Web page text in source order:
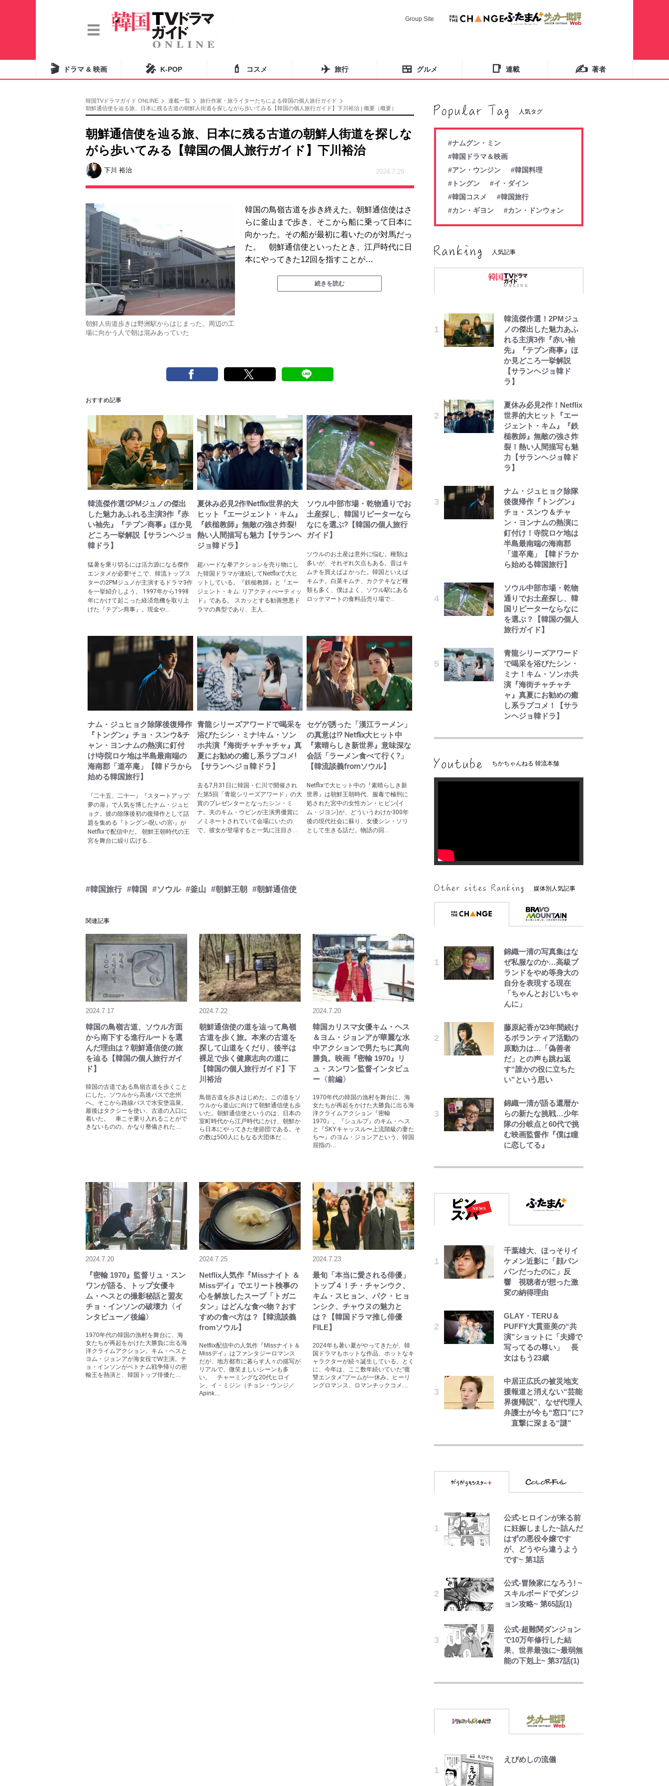
Group Site
🎬 ドラマ & 映画 🎤 K-POP 💄 コスメ ✈️ 旅行 🍱 グルメ 📑 連載 ✍️ 著者
韓国TVドラマガイド ONLINE 連載一覧
旅行作家・旅ライターたちによる韓国の個人旅行ガイド
朝鮮通信使を辿る旅、日本に残る古道の朝鮮人街道を探しながら歩いてみる【韓国の個人旅行ガイド】下川裕治 | 概要（概要）
朝鮮通信使を辿る旅、日本に残る古道の朝鮮人街道を探しな
がら歩いてみる【韓国の個人旅行ガイド】下川裕治
下川 裕治 2024.7.29
朝鮮人街道歩きは野洲駅からはじまった。周辺の工
場に向かう人で朝は混みあっていた
韓国の鳥嶺古道を歩き終えた。朝鮮通信使はさ
らに釜山まで歩き、そこから船に乗って日本に
向かった。その船が最初に着いたのが対馬だっ
た。 朝鮮通信使といったとき、江戸時代に日
本にやってきた12回を指すことが…
続きを読む
おすすめ記事
韓流傑作選!2PMジュノの傑出
した魅力あふれる主演3作『赤
い袖先』『テプン商事』ほか見
どころ一挙解説【サランヘジョ
韓ドラ】
猛暑を乗り切るには活力源になる傑作
エンタメが必要!そこで、韓流トップス
ターの2PMジュノが主演するドラマ3作
を一挙紹介しよう。 1997年から1998
年にかけて起こった経済危機を取り上
げた『テプン商事』。現金や...
夏休み必見2作!Netflix世界的大
ヒット『エージェント・キム』
『鉄槌教師』無敵の強さ炸裂!
熱い人間描写も魅力【サランヘ
ジョ韓ドラ】
超ハードな拳アクションを売り物にし
た韓国ドラマが連続してNetflixで大ヒ
ットしている。『鉄槌教師』と『エー
ジェント・キム: リアクティべーティッ
ド』である。 スカッとする勧善懲悪ド
ラマの典型であり、主人...
ソウル中部市場・乾物通りでお
土産探し、韓国リピーターなら
なにを選ぶ?【韓国の個人旅行
ガイド】
ソウルのお土産は意外に悩む。種類は
多いが、それぞれ欠点もある。昔はキ
ムチを買えばよかった。韓国といえば
キムチ。白菜キムチ、カクテキなど種
類も多く、僕はよく、ソウル駅にある
ロッテマートの食料品売り場で...
ナム・ジュヒョク除隊後復帰作
『トングン』チョ・スンウ&チ
ャン・ヨンナムの熱演に釘付
け!寺院ロケ地は半島最南端の
海南郡「道卒庵」【韓ドラから
始める韓国旅行】
『二十五、二十一』『スタートアップ:
夢の扉』で人気を博したナム・ジュヒ
ョク。彼の除隊後初の復帰作として話
題を集める『トングン-呪いの宮-』が
Netflixで配信中だ。 朝鮮王朝時代の王
宮を舞台に繰り広げる...
青龍シリーズアワードで喝采を
浴びたシン・ミナ!キム・ソン
ホ共演『海街チャチャチャ』真
夏にお勧めの癒し系ラブコメ!
【サランヘジョ韓ドラ】
去る7月31日に韓国・仁川で開催され
た第5回「青龍シリーズアワード」の大
賞のプレゼンターとなったシン・ミ
ナ。夫のキム・ウビンが主演男優賞に
ノミネートされていて会場にいたの
で、彼女が登場すると一気に注目さ...
セゲが誘った「漢江ラーメン」
の真意は!? Netflix大ヒット中
『素晴らしき新世界』意味深な
会話「ラーメン食べて行く?」
【韓流談義fromソウル】
Netflixで大ヒット中の『素晴らしき新
世界』は朝鮮王朝時代、服毒で極刑に
処された宮中の女性カン・ヒビン(イ
ム・ジヨン)が、どういうわけか300年
後の現代社会に蘇り、女優シン・ソリ
として生きる話だ。物語の回...
#韓国旅行 #韓国 #ソウル #釜山 #朝鮮王朝 #朝鮮通信使
関連記事
2024.7.17
韓国の鳥嶺古道、ソウル方面
から南下する進行ルートを選
んだ理由は？朝鮮通信使の旅
を辿る【韓国の個人旅行ガイ
ド】
韓国の古道である鳥嶺古道を歩くこと
にした。ソウルから高速バスで忠州
へ。そこから路線バスで水安堡温泉。
最後はタクシーを使い、古道の入口に
着いた。 車こそ乗り入れることがで
きないものの、かなり整備された…
2024.7.22
朝鮮通信使の道を辿って鳥嶺
古道を歩く旅。本来の古道を
探して山道をくだり、後半は
裸足で歩く健康志向の道に
【韓国の個人旅行ガイド】下
川裕治
鳥嶺古道を歩きはじめた。この道をソ
ウルから釜山に向けて朝鮮通信使も歩
いた。朝鮮通信使というのは、日本の
室町時代から江戸時代にかけ、朝鮮か
ら日本にやってきた使節団である。そ
の数は500人にもなる大団体だ…
2024.7.20
韓国カリスマ女優キム・ヘス
＆ヨム・ジョンアが華麗な水
中アクションで男たちに真向
勝負。映画『密輸 1970』リ
ュ・スンワン監督インタビュ
ー〈前編〉
1970年代の韓国の漁村を舞台に、海
女たちが再起をかけた大勝負に出る海
洋クライムアクション『密輸
1970』。『シュルプ』のキム・ヘス
と『SKYキャッスル〜上流階級の妻た
ち〜』のヨム・ジョンアという、韓国
屈指の…
2024.7.20
『密輸 1970』監督リュ・スン
ワンが語る、トップ女優キ
ム・ヘスとの撮影秘話と盟友
チョ・インソンの破壊力〈イ
ンタビュー／後編〉
1970年代の韓国の漁村を舞台に、海
女たちが再起をかけた大勝負に出る海
洋クライムアクション。キム・ヘスと
ヨム・ジョンアが海女役でW主演。チ
ョ・インソンがベトナム戦争帰りの密
輸王を熱演と、韓国トップ俳優た…
2024.7.25
Netflix人気作『Missナイト ＆
Missデイ』でエリート検事の
心を解放したスープ「トガニ
タン」はどんな食べ物？おす
すめの食べ方は？【韓流談義
fromソウル】
Netflix配信中の人気作『Missナイト＆
Missデイ』はファンタジーロマンス
だが、地方都市に暮らす人々の描写が
リアルで、微笑ましいシーンも多
い。 チャーミングな20代ヒロイ
ン、イ・ミジン（チョン・ウンジ／
Apink…
2024.7.23
最旬「本当に愛される俳優」
トップ４！チ・チャンウク、
キム・スヒョン、パク・ヒョ
ンシク、チャウヌの魅力と
は？【韓国ドラマ推し俳優
FILE】
2024年も暑い夏がやってきたが、韓
国ドラマもホットな作品、ホットなキ
ャラクターが続々誕生している。とく
に、今年は、ここ数年続いていた“復
讐エンタメ”ブームが一休み。ヒーリ
ングロマンス、ロマンチックコメ…
人気タグ
#ナムグン・ミン
#韓国ドラマ＆映画
#アン・ウンジン
#韓国料理
#トングン
#イ・ダイン
#韓国コスメ
#韓国旅行
#カン・ギヨン
#カン・ドンウォン
人気記事
韓流傑作選！2PMジュ
ノの傑出した魅力あふ
れる主演3作『赤い袖
先』『テプン商事』ほ
か見どころ一挙解説
【サランヘジョ韓ド
ラ】
夏休み必見2作！Netflix
世界的大ヒット『エー
ジェント・キム』『鉄
槌教師』無敵の強さ炸
裂！熱い人間描写も魅
力【サランヘジョ韓ド
ラ】
ナム・ジュヒョク除隊
後復帰作『トングン』
チョ・スンウ＆チャ
ン・ヨンナムの熱演に
釘付け！寺院ロケ地は
半島最南端の海南郡
「道卒庵」【韓ドラか
ら始める韓国旅行】
ソウル中部市場・乾物
通りでお土産探し、韓
国リピーターならなに
を選ぶ？【韓国の個人
旅行ガイド】
青龍シリーズアワード
で喝采を浴びたシン・
ミナ！キム・ソンホ共
演『海街チャチャチ
ャ』真夏にお勧めの癒
し系ラブコメ！【サラ
ンヘジョ韓ドラ】
ちかちゃんねる 韓流本舗
媒体別人気記事
錦織一清の写真集はな
ぜ私服なのか…高級ブ
ランドをやめ等身大の
自分を表現する現在
「ちゃんとおじいちゃ
んに」
藤原紀香が23年間続け
るボランティア活動の
原動力は…「偽善者
だ」との声も跳ね返
す“誰かの役に立ちた
い”という思い
錦織一清が語る還暦か
らの新たな挑戦…少年
隊の分岐点と60代で挑
む映画監督作『僕は瞳
に恋してる』
増えすぎたギアを棚卸
ル」再構築でわかった
「本当に必要な7つの道
一端にいることを体
感！ 登頂約10分でも大
迫力「吾妻小富士」火
口を1周する「1時間半
ハイキング」パノラマ
市】
青く美しい「幸せのブ
ルービー」の正体と
は？ 身近な場所で見つ
たのすぐそばにいる
「季節の虫」の探し方
vol.21】
千葉雄大、ほっそりイ
ケメン近影に「顔パン
パンだったのに」反
響 視聴者が想った激
変の納得理由
GLAY・TERU＆
PUFFY大貫亜美の“共
演”ショットに「夫婦で
写ってるの尊い」 長
女はもう23歳
中居正広氏の被災地支
援報道と消えない“芸能
界復帰説”、なぜ代理人
弁護士が今も“窓口”に?
直撃に深まる“謎”
ジャンルはそろそろ終
タート！まさかの人気
アイテムに称賛続々
「豪華すぎる！」
1万円超えも「納得のク
らしい世界に祝福
を！』10万針以上の密
度で再現された“めぐみ
ファンも感動
公式-ヒロインが来る前
に妊娠しました~詰んだ
はずの悪役令嬢です
が、どうやら違うよう
です~ 第1話
公式-冒険家になろう! ~
スキルボードでダンジ
ョン攻略~ 第65話(1)
公式-超難関ダンジョン
で10万年修行した結
果、世界最強に~最弱無
能の下剋上~ 第37話(1)
1回
第3回 出版までの道の
り・その2
レビュー『仮面家族』
えびめしの流儀